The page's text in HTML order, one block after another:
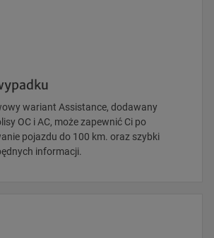
wariant Assistance, dodawany
OC i AC, może zapewnić Ci po
pojazdu do 100 km. oraz szybki
informacji.